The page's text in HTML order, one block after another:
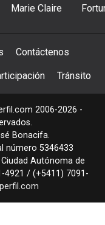
Marie Claire
Contáctenos
Tránsito
2006-2026 -
Bonacifa.
número 5346433
Ciudad Autónoma de
4921 / (+5411) 7091-